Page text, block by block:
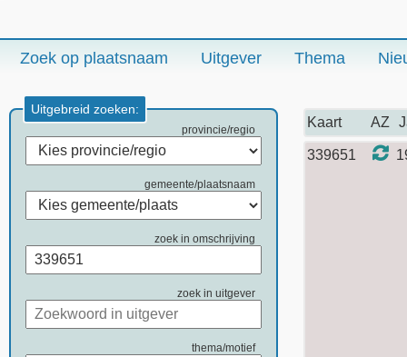
Zoek op plaatsnaam Uitgever Thema
Uitgebreid zoeken:
provincie/regio
gemeente/plaatsnaam
zoek in omschrijving
zoek in uitgever
thema/motief
Kaart AZ
339651